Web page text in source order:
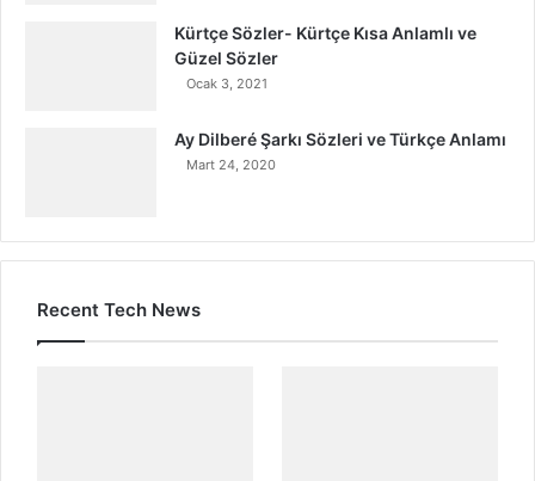
Kürtçe Sözler- Kürtçe Kısa Anlamlı ve
Güzel Sözler
Ocak 3, 2021
Ay Dilberé Şarkı Sözleri ve Türkçe Anlamı
Mart 24, 2020
Recent Tech News